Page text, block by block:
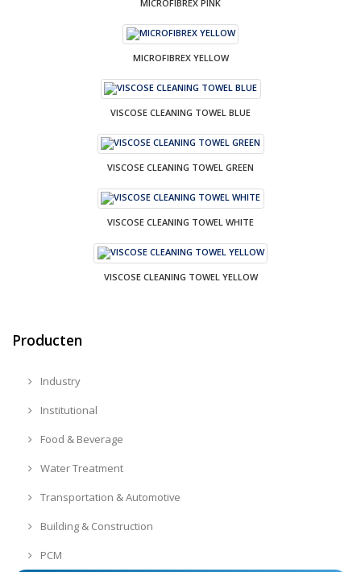
MICROFIBREX PINK
MICROFIBREX YELLOW
VISCOSE CLEANING TOWEL BLUE
VISCOSE CLEANING TOWEL GREEN
VISCOSE CLEANING TOWEL WHITE
VISCOSE CLEANING TOWEL YELLOW
Producten
Industry
Institutional
Food & Beverage
Water Treatment
Transportation & Automotive
Building & Construction
PCM